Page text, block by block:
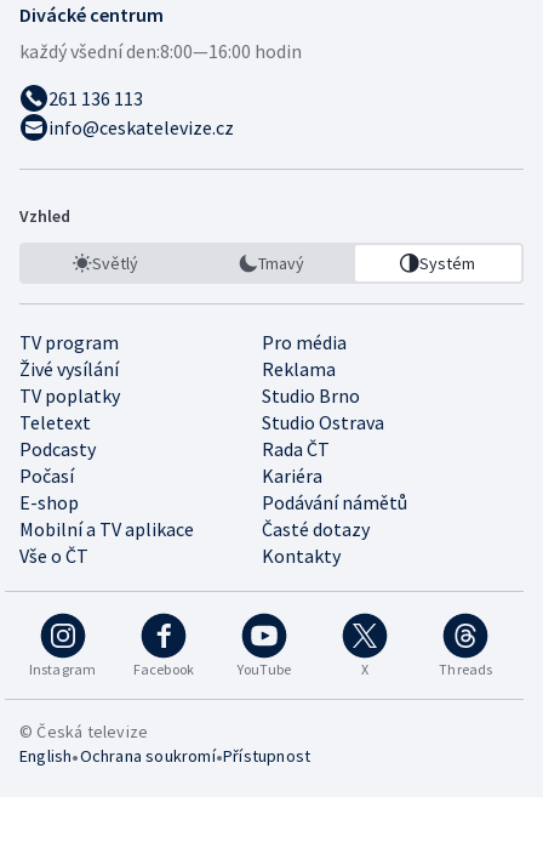
Divácké centrum
každý všední den:8:00—16:00 hodin
261 136 113
info@ceskatelevize.cz
Vzhled
Světlý Tmavý Systém
TV program
Pro média
Živé vysílání
Reklama
TV poplatky
Studio Brno
Teletext
Studio Ostrava
Podcasty
Rada ČT
Počasí
Kariéra
E-shop
Podávání námětů
Mobilní a TV aplikace
Časté dotazy
Vše o ČT
Kontakty
Instagram Facebook YouTube X Threads
© Česká televize
English•Ochrana soukromí•Přístupnost